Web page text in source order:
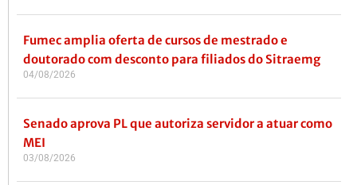
Fumec amplia oferta de cursos de mestrado e
doutorado com desconto para filiados do Sitraemg
04/08/2026
Senado aprova PL que autoriza servidor a atuar como
MEI
03/08/2026